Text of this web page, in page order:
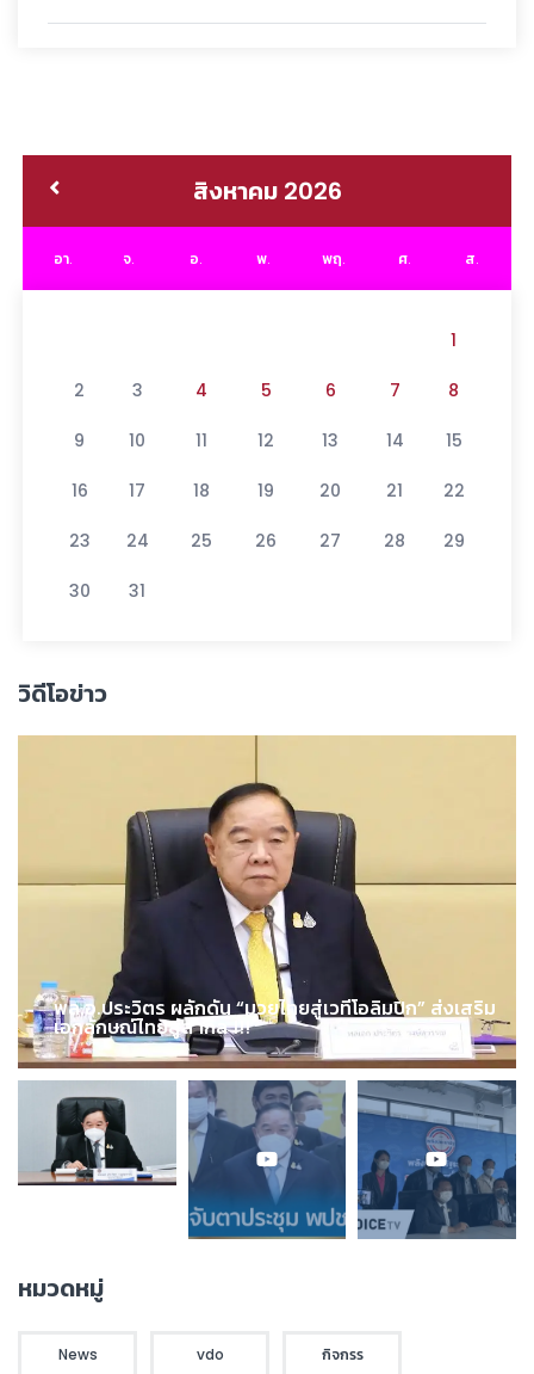
สิงหาคม 2026
อา. จ. อ. พ. พฤ. ศ. ส.
1
2 3 4 5 6 7 8
9 10 11 12 13 14 15
16 17 18 19 20 21 22
23 24 25 26 27 28 29
30 31
วิดีโอข่าว
พล.อ.ประวิตร ผลักดัน “มวยไทยสู่เวทีโอลิมปิก” ส่งเสริม
เอกลักษณ์ไทยสู่สากล !!!
หมวดหมู่
News vdo กิจกรร